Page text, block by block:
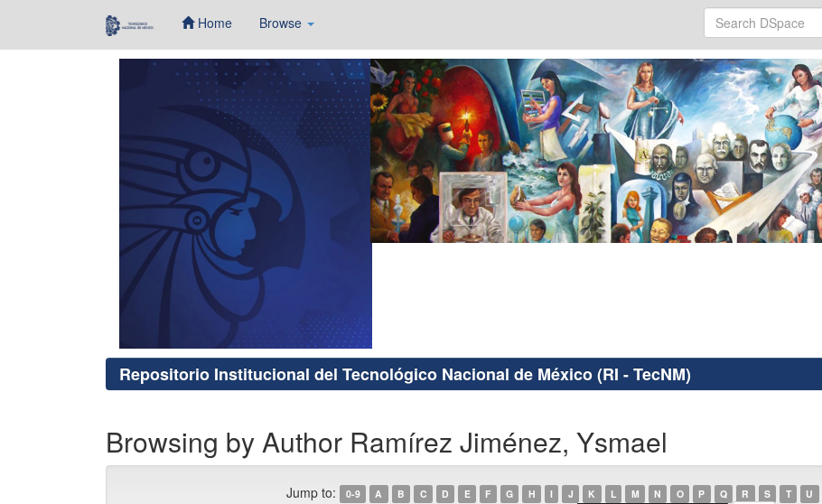
Home Browse
Repositorio Institucional del Tecnológico Nacional de México (RI - TecNM)
Browsing by Author Ramírez Jiménez, Ysmael
Jump to: 0-9 A B C D E F G H I J K L M N O P Q R S T U